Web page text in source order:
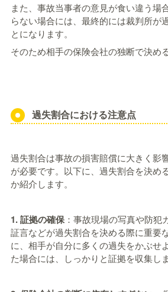
また、事故当事者の意見が食い違う場
らない場合には、最終的には裁判所が
とになります。
そのため相手の保険会社の独断で決め
過失割合における注意点
過失割合は事故の損害賠償に大きく影
が必要です。以下に、過失割合を決め
か紹介します。
1. 証拠の確保 ：事故現場の写真や防犯
証言などが過失割合を決める際に重要
に、相手が自分に多くの過失をかぶせ
た場合には、しっかりと証拠を収集し